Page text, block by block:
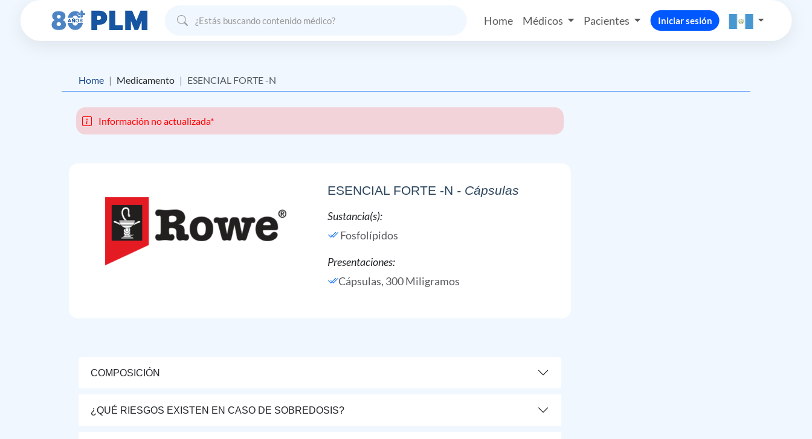
Home Médicos Pacientes Iniciar sesión
Home Medicamento ESENCIAL FORTE -N
Información no actualizada*
ESENCIAL FORTE -N - Cápsulas
Sustancia(s):
Fosfolípidos
Presentaciones:
Cápsulas, 300 Miligramos
COMPOSICIÓN
¿QUÉ RIESGOS EXISTEN EN CASO DE SOBREDOSIS?